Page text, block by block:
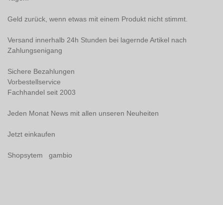
Geld zurück, wenn etwas mit einem Produkt nicht stimmt.
Versand innerhalb 24h Stunden bei lagernde Artikel nach
Zahlungsenigang
Sichere Bezahlungen
Vorbestellservice
Fachhandel seit 2003
Jeden Monat News mit allen unseren Neuheiten
Jetzt einkaufen
Shopsytem gambio